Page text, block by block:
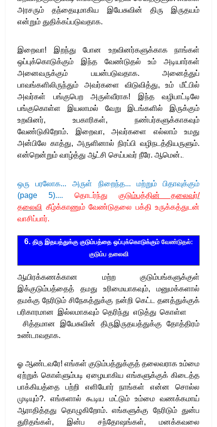
அரசரும் தந்தையுமாகிய இயேசுவின் திரு இருதயம்
என்றும் துதிக்கப்படுவதாக.
இறைவா! இறந்து போன உறவினர்களுக்காக நாங்கள்
ஒப்புக்கொடுக்கும் இந்த வேண்டுதல் உம் அடியார்கள்
அனைவருக்கும் பயன்படுவதாக. அனைத்துப்
பாவங்களிலிருந்தும் அவர்களை விடுவித்து, உம் மீட்பில்
அவர்கள் பங்குபெற அருள்வீராக! இந்த வழிபாட்டிலே
பங்குகொள்ள இயலாமல் வேறு இடங்களில் இருக்கும்
உறவினர், உபகாரிகள், நண்பர்களுக்காகவும்
வேண்டுகிறோம். இறைவா, அவர்களை எல்லாம் உமது
அன்பிலே காத்து, அருளினால் நிரப்பி வழிநடத்தியருளும்.
என்றென்றும் வாழ்த்து ஆட்சி செய்பவர் நீரே. ஆமென்.
ஒரு பரலோக...அருள் நிறைந்த... மற்றும் பிதாவுக்கும்
(page 5).... தொடர்ந்து குடும்பத்தின் தலைவர்/
தலைவி கீழ்க்காணும் வேண்டுதலை பக்தி உருக்கத்துடன்
வாசிப்பார்.
6. திரு இதயத்துக்கு குடும்பத்தை ஒப்புக்கொடுக்கும் வேண்டுதல்:
குடும்ப தலைவி
ஆயிரக்கணக்கான மற்ற குடும்பங்களுக்குள்
இக்குடும்பத்தைத் தமது உரிமையாகவும், மனுமக்களால்
தமக்கு நேரிடும் சிநேகத்துக்கு நன்றி கெட்ட தனத்துக்குக்
பரிகாரமான இல்லமாகவும் தெரிந்து எடுத்து கொள்ள
சித்தமான இயேசுவின் திருஇருதயத்துக்கு தோத்திரம்
உண்டாவதாக.
ஓ ஆண்டவரே! எங்கள் குடும்பத்துக்குத் தலைவராக உம்மை
ஏற்றுக் கொள்ளும்படி ஏழையாகிய எங்களுக்குக் கிடைத்த
பாக்கியத்தை பற்றி எளியோர் நாங்கள் என்ன சொல்ல
முடியும்?. எங்களால் கூடிய மட்டும் உம்மை வணக்கமாய்
ஆராதித்தது தொழுகிறோம். எங்களுக்கு நேரிடும் துன்ப
துரிதங்கள், இன்ப சந்தோஷங்கள், மனக்கவலை